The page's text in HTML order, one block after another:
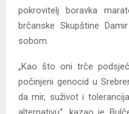
pokrovitelj boravka
brčanske Skupštine
sobom.
„Kao što oni trče
počinjeni genocid u
da mir, suživot i